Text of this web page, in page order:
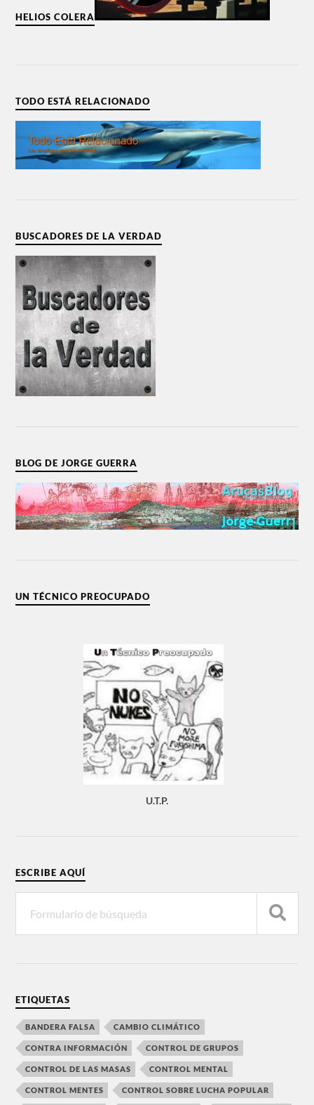
HELIOS COLERA
TODO ESTÁ RELACIONADO
BUSCADORES DE LA VERDAD
BLOG DE JORGE GUERRA
UN TÉCNICO PREOCUPADO
U.T.P.
ESCRIBE AQUÍ
ETIQUETAS
BANDERA FALSA CAMBIO CLIMÁTICO
CONTRA INFORMACIÓN CONTROL DE GRUPOS
CONTROL DE LAS MASAS CONTROL MENTAL
CONTROL MENTES CONTROL SOBRE LUCHA POPULAR